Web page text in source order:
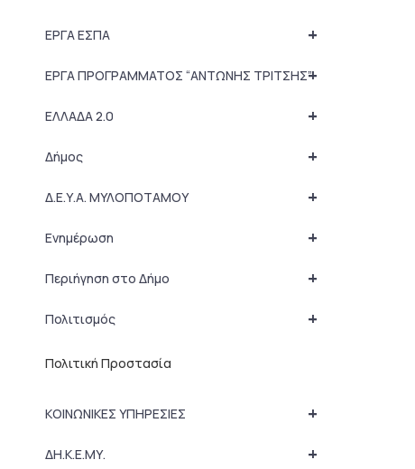
+
ΕΡΓΑ ΕΣΠΑ
+
ΕΡΓΑ ΠΡΟΓΡΑΜΜΑΤΟΣ “ΑΝΤΩΝΗΣ ΤΡΙΤΣΗΣ”
+
ΕΛΛΑΔΑ 2.0
+
Δήμος
+
Δ.Ε.Υ.Α. ΜΥΛΟΠΟΤΑΜΟΥ
+
Ενημέρωση
+
Περιήγηση στο Δήμο
+
Πολιτισμός
Πολιτική Προστασία
+
ΚΟΙΝΩΝΙΚΕΣ ΥΠΗΡΕΣΙΕΣ
+
ΔΗ.Κ.Ε.ΜΥ.